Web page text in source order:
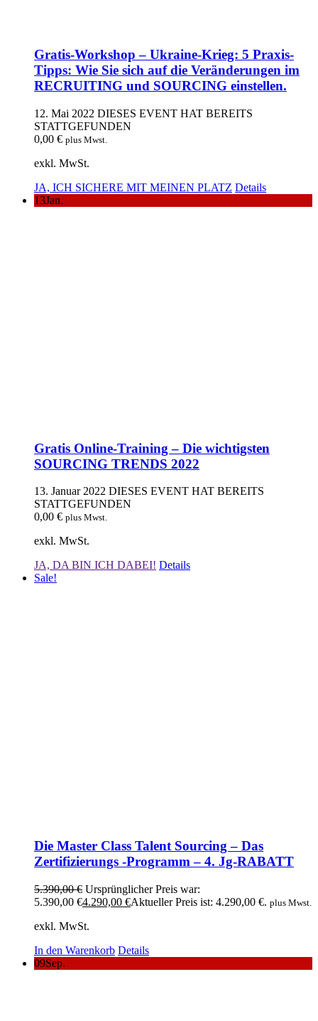
Gratis-Workshop – Ukraine-Krieg: 5 Praxis-
Tipps: Wie Sie sich auf die Veränderungen im
RECRUITING und SOURCING einstellen.
12. Mai 2022 DIESES EVENT HAT BEREITS
STATTGEFUNDEN
0,00 € plus Mwst.
exkl. MwSt.
JA, ICH SICHERE MIT MEINEN PLATZ Details
13Jan.
Gratis Online-Training – Die wichtigsten
SOURCING TRENDS 2022
13. Januar 2022 DIESES EVENT HAT BEREITS
STATTGEFUNDEN
0,00 € plus Mwst.
exkl. MwSt.
JA, DA BIN ICH DABEI! Details
Sale!
Die Master Class Talent Sourcing – Das
Zertifizierungs -Programm – 4. Jg-RABATT
5.390,00€ Ursprünglicher Preis war:
5.390,00 €4.290,00 €Aktueller Preis ist: 4.290,00 €. plus Mwst.
exkl. MwSt.
In den Warenkorb Details
09Sep.